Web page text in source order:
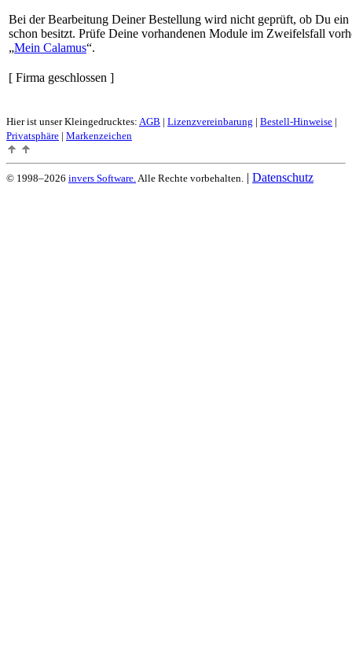
Bei der Bearbeitung Deiner Bestellung wird nicht geprüft, ob Du ein
schon besitzt. Prüfe Deine vorhandenen Module im Zweifelsfall
Mein Calamus .
[ Firma geschlossen ]
Hier ist unser Kleingedrucktes: AGB | Lizenzvereinbarung | Bestell-Hinweise |
Privatsphäre | Markenzeichen
© 1998–2026 invers Software. Alle Rechte vorbehalten. | Datenschutz